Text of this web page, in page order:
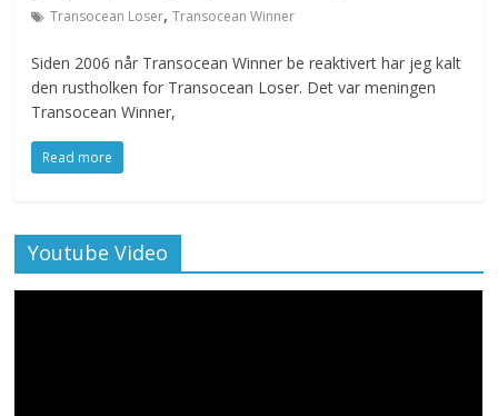
Transocean Loser,Transocean Winner
Siden 2006 når Transocean Winner be reaktivert har jeg kalt
den rustholken for Transocean Loser. Det var meningen
Transocean Winner,
Read more
Youtube Video